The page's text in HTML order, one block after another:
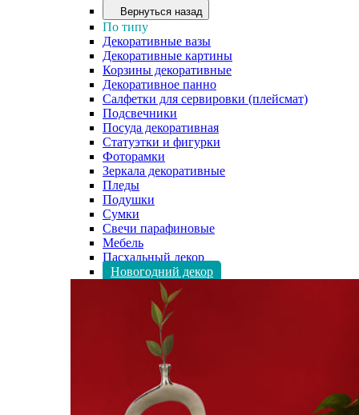
Вернуться назад
По типу
Декоративные вазы
Декоративные картины
Корзины декоративные
Декоративное панно
Салфетки для сервировки (плейсмат)
Подсвечники
Посуда декоративная
Статуэтки и фигурки
Фоторамки
Зеркала декоративные
Пледы
Подушки
Сумки
Свечи парафиновые
Мебель
Пасхальный декор
Новогодний декор